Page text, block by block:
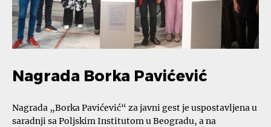
Nagrada Borka Pavićević
Nagrada „Borka Pavićević“ za javni gest je uspostavljena u
saradnji sa Poljskim Institutom u Beogradu, a na